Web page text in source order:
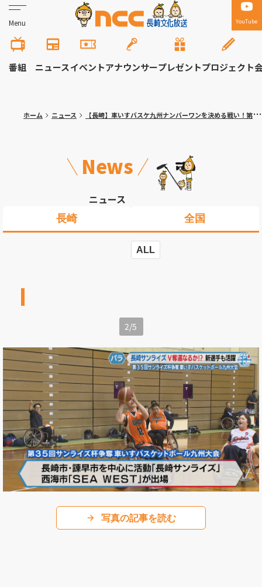
Menu YouTube
番組 ニュースイベントアナウンサープレゼントプロジェクト
ホーム ニュース 【長崎】車いすバスケ九州ナンバーワンを決める戦い！第３５回サンライズ杯争奪車いすバスケットボール九州大会
News
ニュース
長崎 全国
ALL
2/5
写真の記事を読む